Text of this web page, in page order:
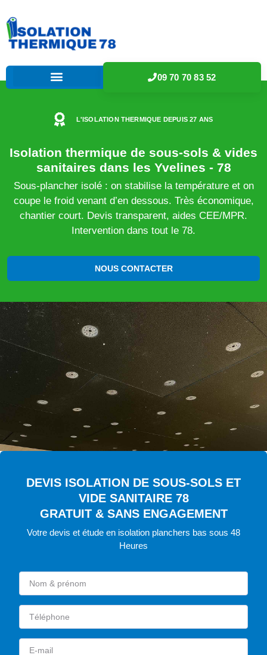
09 70 70 83 52
L'ISOLATION THERMIQUE DEPUIS 27 ANS
Isolation thermique de sous-sols & vides
sanitaires dans les Yvelines - 78
Sous-plancher isolé : on stabilise la température et on
coupe le froid venant d’en dessous. Très économique,
chantier court. Devis transparent, aides CEE/MPR.
Intervention dans tout le 78.
NOUS CONTACTER
DEVIS ISOLATION DE SOUS-SOLS ET
VIDE SANITAIRE 78
GRATUIT & SANS ENGAGEMENT
Votre devis et étude en isolation planchers bas sous 48
Heures